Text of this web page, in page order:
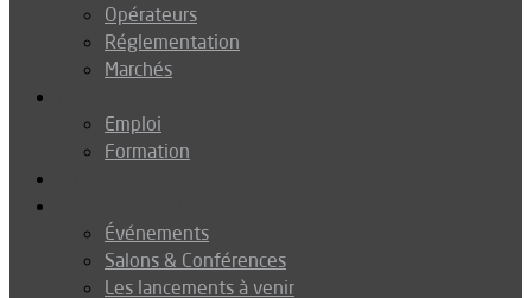
Opérateurs
Réglementation
Marchés
Emploi
Formation
Événements
Salons & Conférences
Les lancements à venir